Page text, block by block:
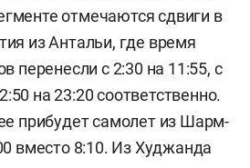
отмечаются сдвиги в
из Антальи, где время
перенесли с 2:30 на 11:55, с
на 23:20 соответственно.
прибудет самолет из Шарм-
вместо 8:10. Из Худжанда